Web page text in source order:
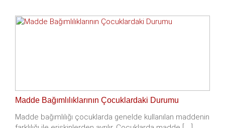
Madde Bağımlılıklarının Çocuklardaki Durumu
Madde bağımlılığı çocuklarda genelde kullanılan maddenin